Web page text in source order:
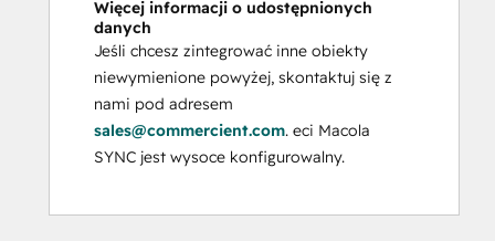
Więcej informacji o udostępnionych
danych
Jeśli chcesz zintegrować inne obiekty
niewymienione powyżej, skontaktuj się z
nami pod adresem
sales@commercient.com. eci Macola
SYNC jest wysoce konfigurowalny.